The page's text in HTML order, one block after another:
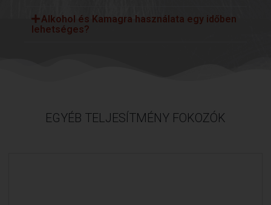
Alkohol és Kamagra használata egy időben
lehetséges?
EGYÉB TELJESÍTMÉNY FOKOZÓK